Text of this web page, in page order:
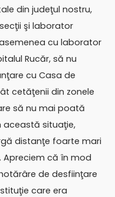
din judeţul nostru,
şi laborator
cu laborator
Rucăr, să nu
cu Casa de
cetăţenii din zonele
să nu mai poată
această situaţie,
distanţe foarte mari
că în mod
de desfiinţare
care era